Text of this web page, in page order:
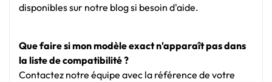
disponibles sur notre blog si besoin d'aide.
Que faire si mon modèle exact n'apparaît pas dans
la liste de compatibilité ?
Contactez notre équipe avec la référence de votre